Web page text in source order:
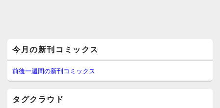
イ
ン
サ
イ
今月の新刊コミックス
前後一週間の新刊コミックス
タグクラウド